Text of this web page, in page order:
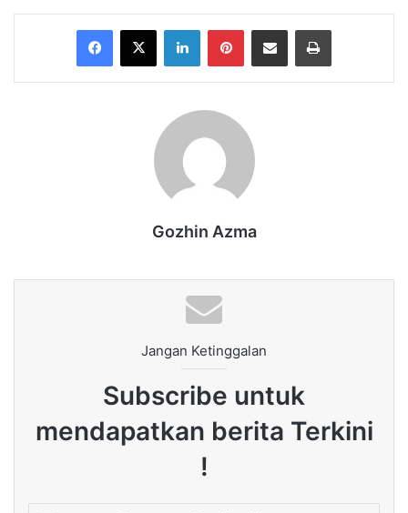
Facebook
X LinkedInPinterestShare via Email Print
Gozhin Azma
Jangan Ketinggalan
Subscribe untuk
mendapatkan berita Terkini
!